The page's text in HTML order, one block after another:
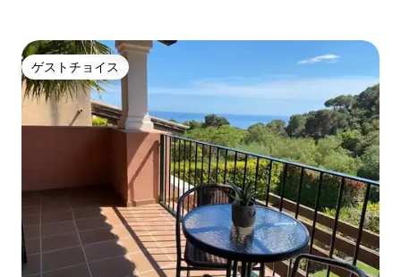
ゲストチョイス
ゲストチョイス